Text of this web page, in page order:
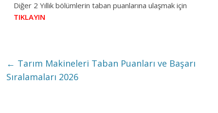
Diğer 2 Yıllık bölümlerin taban puanlarına ulaşmak için
TIKLAYIN
← Tarım Makineleri Taban Puanları ve Başarı
Sıralamaları 2026